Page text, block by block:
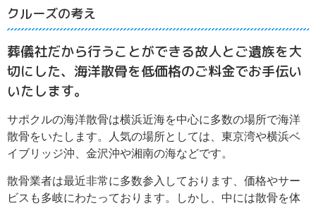
クルーズの考え
葬儀社だから行うことができる故人とご遺族を大
切にした、海洋散骨を低価格のご料金でお手伝い
いたします。
サポクルの海洋散骨は横浜近海を中心に多数の場所で海洋
散骨をいたします。人気の場所としては、東京湾や横浜ベ
イブリッジ沖、金沢沖や湘南の海などです。
散骨業者は最近非常に多数参入しております、価格やサー
ビスも多岐にわたっております。しかし、中には散骨を体